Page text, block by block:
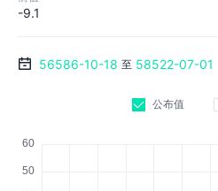
-9.1
56586-10-18 至 58522-07-01
公布值